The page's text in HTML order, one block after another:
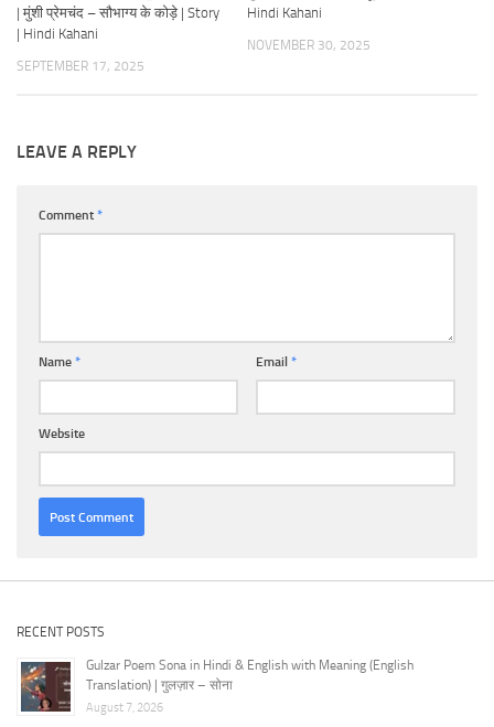
| मुंशी प्रेमचंद – सौभाग्य के कोड़े | Story
| Hindi Kahani
SEPTEMBER 17, 2025
Hindi Kahani
NOVEMBER 30, 2025
LEAVE A REPLY
Comment *
Name * Email *
Website
RECENT POSTS
Gulzar Poem Sona in Hindi & English with Meaning (English
Translation) | गुलज़ार – सोना
August 7, 2026